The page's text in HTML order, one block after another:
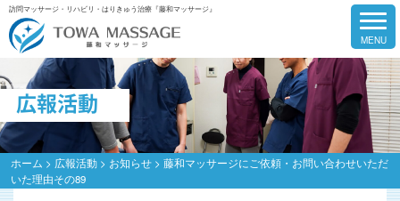
訪問マッサージ・リハビリ・はりきゅう治療『藤和マッサージ』
広報活動
ホーム > 広報活動> お知らせ> 藤和マッサージにご依頼・お問い合わせいただ
いた理由その89